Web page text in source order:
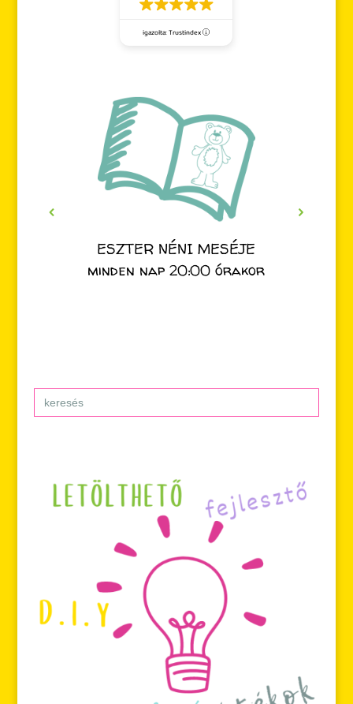
igazolta: Trustindex
ESZTER NÉNI MESÉJE
minden nap 20:00 órakor
Search
for: